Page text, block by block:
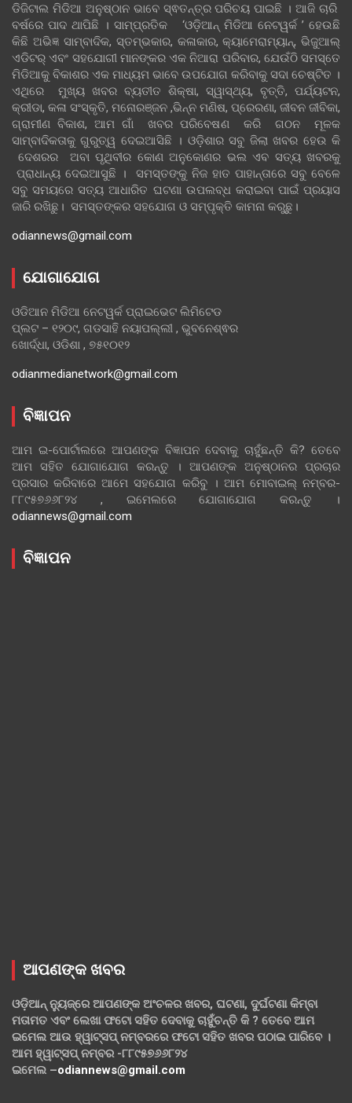
ଡିଜିଟାଲ ମିଡିଆ ଅନୁଷ୍ଠାନ ଭାବେ ସ୍ଵତନ୍ତ୍ର ପରିଚୟ ପାଇଛି । ଆଜି ଚାରି
ବର୍ଷରେ ପାଦ ଥାପିଛି । ସାମ୍ପ୍ରତିକ ‘ଓଡ଼ିଆନ୍‍ ମିଡିଆ ନେଟୱର୍କ ’ ହେଉଛି
କିଛି ଅଭିଜ୍ଞ ସାମ୍ବାଦିକ, ସ୍ତମ୍ଭକାର, କଳାକାର, କ୍ୟାମେରାମ୍ୟାନ୍, ଭିଜୁଆଲ୍
ଏଡିଟର୍ ଏବଂ ସହଯୋଗୀ ମାନଙ୍କର ଏକ ନିଆରା ପରିବାର, ଯେଉଁଠି ସମସ୍ତେ
ମିଡିଆକୁ ବିକାଶର ଏକ ମାଧ୍ୟମ ଭାବେ ଉପଯୋଗ କରିବାକୁ ସଦା ଚେଷ୍ଟିତ ।
ଏଥିରେ ମୁଖ୍ୟ ଖବର ବ୍ୟତୀତ ଶିକ୍ଷା, ସ୍ୱାସ୍ଥ୍ୟ, ବୃତ୍ତି, ପର୍ଯ୍ୟଟନ,
କ୍ରୀଡା, କଳା ସଂସ୍କୃତି, ମନୋରଞ୍ଜନ ,ଭିନ୍ନ ମଣିଷ, ପ୍ରେରଣା, ଜୀବନ ଜୀବିକା,
ଗ୍ରାମୀଣ ବିକାଶ, ଆମ ଗାଁ ଖବର ପରିବେଷଣ କରି ଗଠନ ମୂଳକ
ସାମ୍ବାଦିକତାକୁ ଗୁରୁତ୍ୱ ଦେଇଆସିଛି । ଓଡ଼ିଶାର ସବୁ ଜିଲା ଖବର ହେଉ କି
ଦେଶରର ଅବା ପୃଥିବୀର କୋଣ ଅନୁକୋଣର ଭଲ ଏବ ସତ୍ୟ ଖବରକୁ
ପ୍ରାଧାନ୍ୟ ଦେଇଆସୁଛି । ସମସ୍ତଙ୍କୁ ନିଜ ହାତ ପାହାନ୍ତାରେ ସବୁ ବେଳେ
ସବୁ ସମୟରେ ସତ୍ୟ ଆଧାରିତ ଘଟଣା ଉପଲବ୍ଧ କରାଇବା ପାଇଁ ପ୍ରୟାସ
ଜାରି ରଖିଛୁ। ସମସ୍ତଙ୍କର ସହଯୋଗ ଓ ସମ୍ପୃକ୍ତି କାମନା କରୁଛୁ।
odiannews@gmail.com
ଯୋଗାଯୋଗ
ଓଡିଆନ ମିଡିଆ ନେଟୱର୍କ ପ୍ରାଇଭେଟ ଲିମିଟେଡ
ପ୍ଲଟ – ୧୨୦୯, ଗଡସାହି ନୟାପଲ୍ଲୀ , ଭୁବନେଶ୍ଵର
ଖୋର୍ଦ୍ଧା, ଓଡିଶା , ୭୫୧୦୧୨
odianmedianetwork@gmail.com
ବିଜ୍ଞାପନ
ଆମ ଇ-ପୋର୍ଟାଲରେ ଆପଣଙ୍କ ବିଜ୍ଞାପନ ଦେବାକୁ ଚାହୁଁଛନ୍ତି କି? ତେବେ
ଆମ ସହିତ ଯୋଗାଯୋଗ କରନ୍ତୁ । ଆପଣଙ୍କ ଅନୁଷ୍ଠାନର ପ୍ରଚାର
ପ୍ରସାର କରିବାରେ ଆମେ ସହଯୋଗ କରିବୁ । ଆମ ମୋବାଇଲ୍ ନମ୍ବର-
୮୮୯୫୭୬୬୮୨୪ , ଇମେଲରେ ଯୋଗାଯୋଗ କରନ୍ତୁ ।
odiannews@gmail.com
ବିଜ୍ଞାପନ
ଆପଣଙ୍କ ଖବର
ଓଡ଼ିଆନ୍ ନ୍ୟୁଜ୍‌ରେ ଆପଣଙ୍କ ଅଂଚଳର ଖବର, ଘଟଣା, ଦୁର୍ଘଟଣା କିମ୍ବା
ମତାମତ ଏବଂ ଲେଖା ଫଟୋ ସହିତ ଦେବାକୁ ଚାହୁଁଚନ୍ତି କି ? ତେବେ ଆମ
ଇମେଲ ଆଉ ହ୍ୱାଟ୍‌ସପ୍ ନମ୍ବରରେ ଫଟୋ ସହିତ ଖବର ପଠାଇ ପାରିବେ ।
ଆମ ହ୍ୱାଟ୍‌ସପ୍ ନମ୍ବର -୮୮୯୫୭୬୬୮୨୪
ଇମେଲ –odiannews@gmail.com